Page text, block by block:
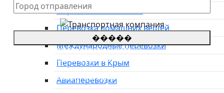
Перевозка автовозом
Перевозка домашних вещей
Международные перевозки
Перевозки в Крым
Авиаперевозки
�����
*Цены на грузоперевозки указаны
приблизительные, просьба оставить заявку для
уточнения стоимости.
**оставляя заявку, Вы соглашаетесь с
конфиденциальности сайта